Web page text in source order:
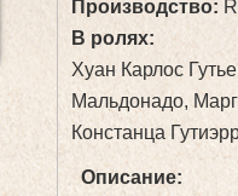
Производство:
В ролях:
Хуан Карлос
Мальдонадо,
Констанца
Описание: